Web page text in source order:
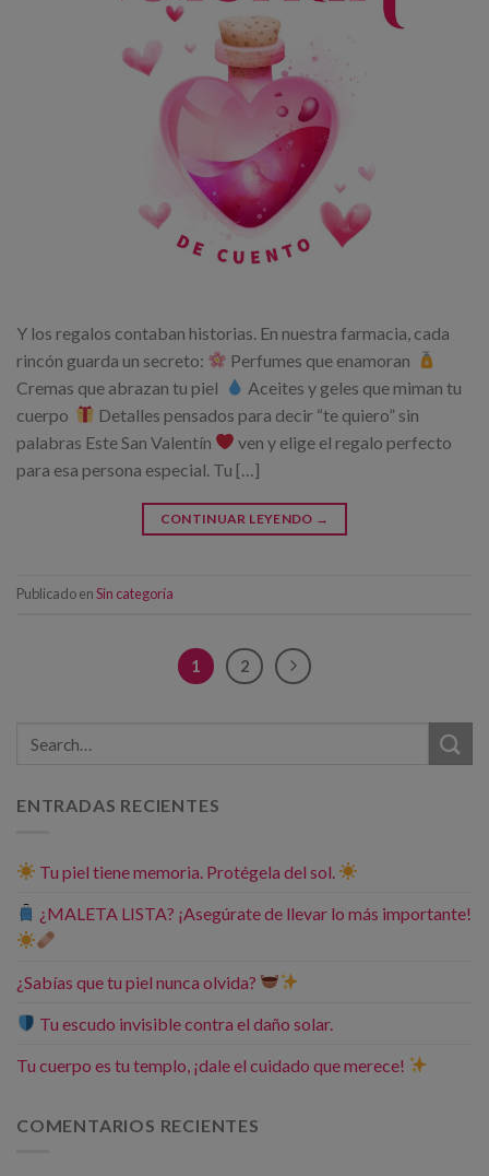
Y los regalos contaban historias. En nuestra farmacia, cada
rincón guarda un secreto:
Perfumes que enamoran
Cremas que abrazan tu piel
Aceites y geles que miman tu
cuerpo
Detalles pensados para decir “te quiero” sin
palabras Este San Valentín
ven y elige el regalo perfecto
para esa persona especial. Tu […]
CONTINUAR LEYENDO →
Publicado enSin categoría
1 2
ENTRADAS RECIENTES
Tu piel tiene memoria. Protégela del sol.
¿MALETA LISTA? ¡Asegúrate de llevar lo más importante!
¿Sabías que tu piel nunca olvida?
Tu escudo invisible contra el daño solar.
Tu cuerpo es tu templo, ¡dale el cuidado que merece!
COMENTARIOS RECIENTES